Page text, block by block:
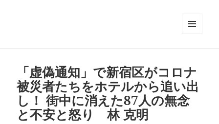
「虚偽通知」で新宿区がコロナ
被災者たちをホテルから追い出
し！ 街中に消えた87人の無念
と不安と怒り 林 克明